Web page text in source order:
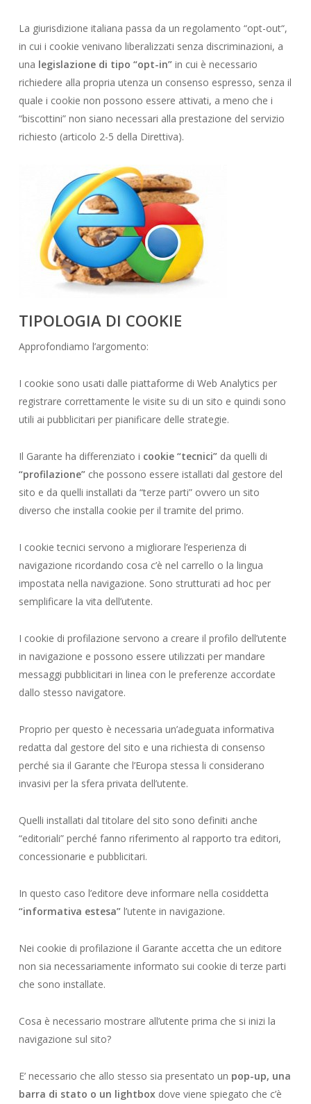
La giurisdizione italiana passa da un regolamento “opt-out“,
in cui i cookie venivano liberalizzati senza discriminazioni, a
una legislazione di tipo “opt-in”in cui è necessario
richiedere alla propria utenza un consenso espresso, senza il
quale i cookie non possono essere attivati, a meno che i
“biscottini” non siano necessari alla prestazione del servizio
richiesto (articolo 2-5 della Direttiva).
TIPOLOGIA DI COOKIE
Approfondiamo l’argomento:
I cookie sono usati dalle piattaforme di Web Analytics per
registrare correttamente le visite su di un sito e quindi sono
utili ai pubblicitari per pianificare delle strategie.
Il Garante ha differenziato i cookie “tecnici”da quelli di
“profilazione”che possono essere istallati dal gestore del
sito e da quelli installati da “terze parti” ovvero un sito
diverso che installa cookie per il tramite del primo.
I cookie tecnici servono a migliorare l’esperienza di
navigazione ricordando cosa c’è nel carrello o la lingua
impostata nella navigazione. Sono strutturati ad hoc per
semplificare la vita dell’utente.
I cookie di profilazione servono a creare il profilo dell’utente
in navigazione e possono essere utilizzati per mandare
messaggi pubblicitari in linea con le preferenze accordate
dallo stesso navigatore.
Proprio per questo è necessaria un’adeguata informativa
redatta dal gestore del sito e una richiesta di consenso
perché sia il Garante che l’Europa stessa li considerano
invasivi per la sfera privata dell’utente.
Quelli installati dal titolare del sito sono definiti anche
“editoriali” perché fanno riferimento al rapporto tra editori,
concessionarie e pubblicitari.
In questo caso l’editore deve informare nella cosiddetta
“informativa estesa”l’utente in navigazione.
Nei cookie di profilazione il Garante accetta che un editore
non sia necessariamente informato sui cookie di terze parti
che sono installate.
Cosa è necessario mostrare all’utente prima che si inizi la
navigazione sul sito?
E’ necessario che allo stesso sia presentato un pop-up, una
barra di stato o un lightboxdove viene spiegato che c’è